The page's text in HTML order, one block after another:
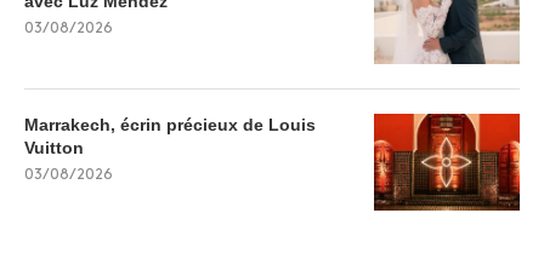
03/08/2026
Marrakech, écrin précieux de Louis
Vuitton
03/08/2026